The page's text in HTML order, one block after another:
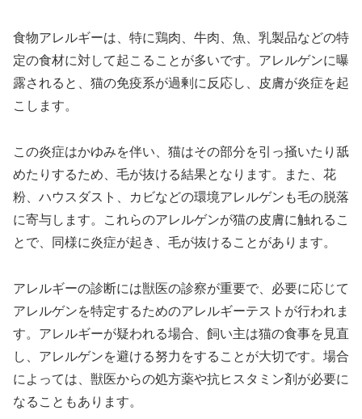
食物アレルギーは、特に鶏肉、牛肉、魚、乳製品などの特
定の食材に対して起こることが多いです。アレルゲンに曝
露されると、猫の免疫系が過剰に反応し、皮膚が炎症を起
こします。
この炎症はかゆみを伴い、猫はその部分を引っ掻いたり舐
めたりするため、毛が抜ける結果となります。また、花
粉、ハウスダスト、カビなどの環境アレルゲンも毛の脱落
に寄与します。これらのアレルゲンが猫の皮膚に触れるこ
とで、同様に炎症が起き、毛が抜けることがあります。
アレルギーの診断には獣医の診察が重要で、必要に応じて
アレルゲンを特定するためのアレルギーテストが行われま
す。アレルギーが疑われる場合、飼い主は猫の食事を見直
し、アレルゲンを避ける努力をすることが大切です。場合
によっては、獣医からの処方薬や抗ヒスタミン剤が必要に
なることもあります。